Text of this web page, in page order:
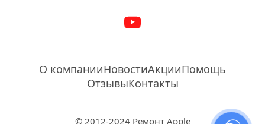
О компанииНовостиАкцииПомощь
ОтзывыКонтакты
© 2012-2024 Ремонт Apple